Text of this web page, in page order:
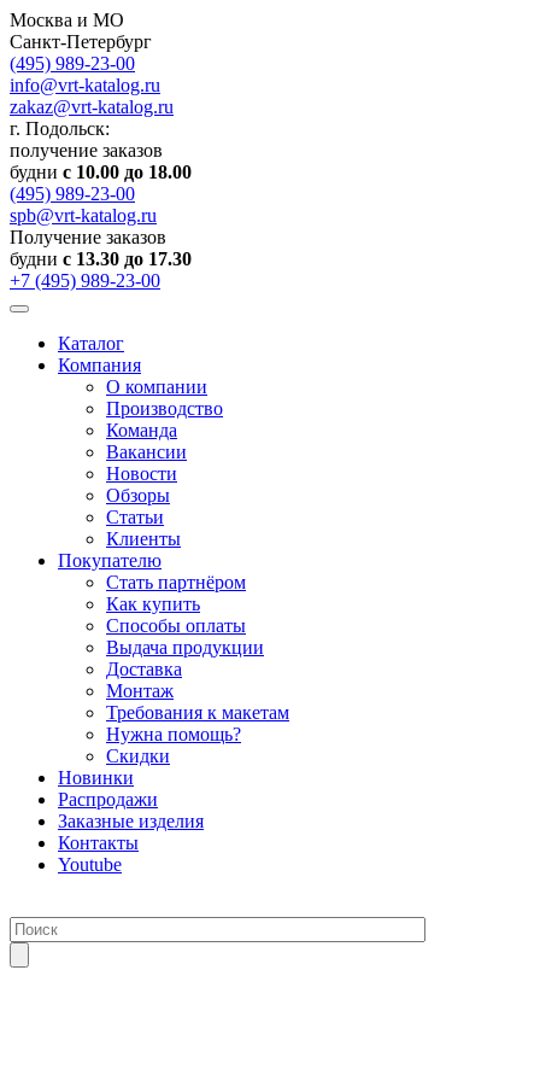
Москва и МО
Санкт-Петербург
(495) 989-23-00
info@vrt-katalog.ru
zakaz@vrt-katalog.ru
г. Подольск:
получение заказов
будни с 10.00 до 18.00
(495) 989-23-00
spb@vrt-katalog.ru
Получение заказов
будни с 13.30 до 17.30
+7 (495) 989-23-00
Каталог
Компания
О компании
Производство
Команда
Вакансии
Новости
Обзоры
Статьи
Клиенты
Покупателю
Стать партнёром
Как купить
Способы оплаты
Выдача продукции
Доставка
Монтаж
Требования к макетам
Нужна помощь?
Скидки
Новинки
Распродажи
Заказные изделия
Контакты
Youtube